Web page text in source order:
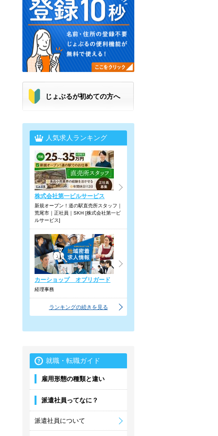
じょぶるが初めての方へ
人気求人ランキング
株式会社第一ビルサービス
新規オープン！道の駅直売所スタッフ｜
荒尾市｜正社員｜SKH [株式会社第一ビ
ルサービス]
カーショップ オブリガード
経理事務
ランキングの続きを見る
就職・転職ガイド
雇用形態の種類と違い
派遣社員ってなに？
派遣社員について